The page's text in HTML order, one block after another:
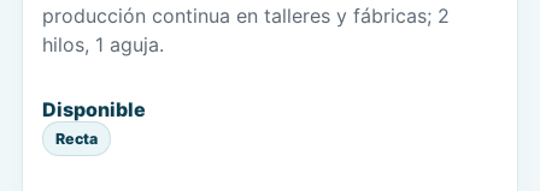
producción continua en talleres y fábricas; 2
hilos, 1 aguja.
Disponible
Recta